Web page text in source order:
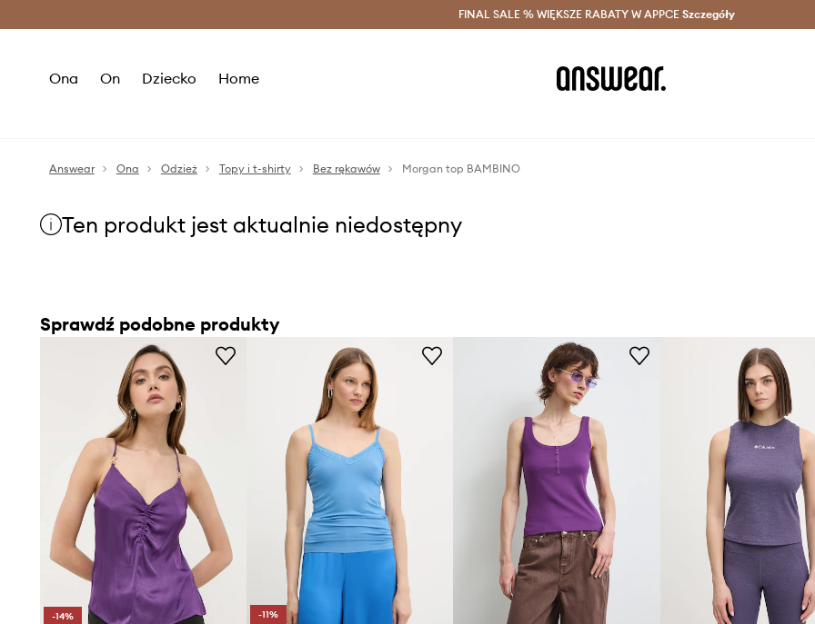
Oszczędzaj z Answear Club > Dostawa nawet w 24h >
FINAL SALE % WIĘKSZE RABATY W APPCE Szczegóły
Ona On Dziecko Home
Answear Ona Odzież Topy i t-shirty Bez rękawów Morgan top BAMBINO
Ten produkt jest aktualnie niedostępny
Sprawdź podobne produkty
-14%
-11%